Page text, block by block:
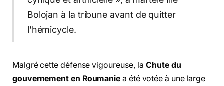
Bolojan à la tribune avant de quitter
l’hémicycle.
Malgré cette défense vigoureuse, laChute du
gouvernement en Roumanie a été votée à une large